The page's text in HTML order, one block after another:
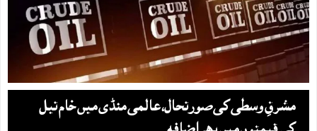
مشرقِ وسطی کی صورتحال، عالمی منڈی میں خام تیل